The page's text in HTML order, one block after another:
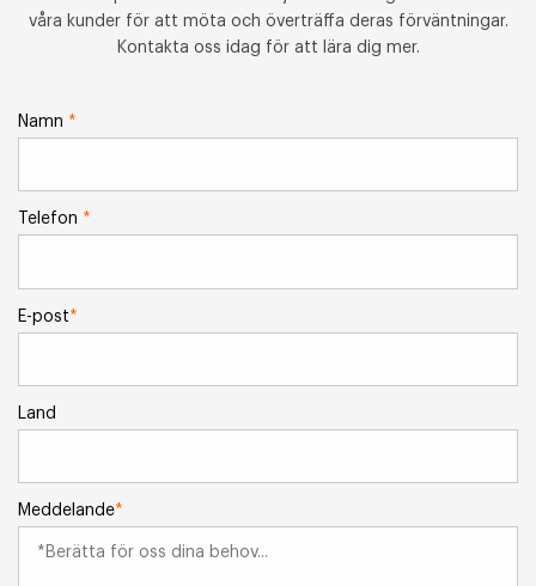
våra kunder för att möta och överträffa deras förväntningar.
Kontakta oss idag för att lära dig mer.
Namn *
Telefon *
E-post*
Land
Meddelande*